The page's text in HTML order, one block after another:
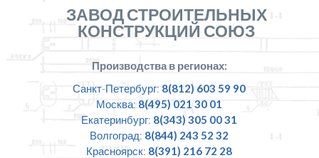
ЗАВОД СТРОИТЕЛЬНЫХ
КОНСТРУКЦИЙ СОЮЗ
Производства в регионах:
Санкт-Петербург: 8(812) 603 59 90
Москва: 8(495) 021 30 01
Екатеринбург: 8(343) 305 00 31
Волгоград: 8(844) 243 52 32
Красноярск: 8(391) 216 72 28